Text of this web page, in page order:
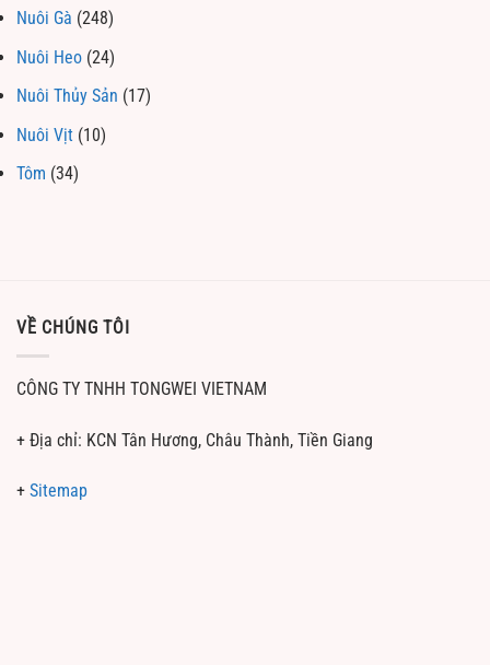
Nuôi Gà (248)
Nuôi Heo (24)
Nuôi Thủy Sản (17)
Nuôi Vịt (10)
Tôm (34)
VỀ CHÚNG TÔI
CÔNG TY TNHH TONGWEI VIETNAM
+ Địa chỉ: KCN Tân Hương, Châu Thành, Tiền Giang
+ Sitemap